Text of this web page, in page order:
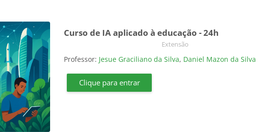
Curso de IA aplicado à educação - 24h
Categoria do curso
Extensão
Professor: Jesue Graciliano da Silva, Daniel Mazon da Silva
Clique para entrar